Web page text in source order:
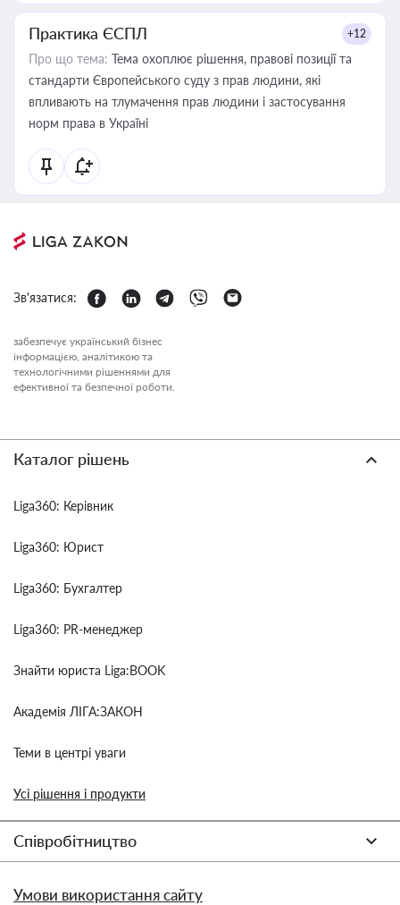
Практика ЄСПЛ +12
Про що тема: Тема охоплює рішення, правові позиції та
стандарти Європейського суду з прав людини, які
впливають на тлумачення прав людини і застосування
норм права в Україні
Зв'язатися:
забезпечує український бізнес
інформацією, аналітикою та
технологічними рішеннями для
ефективної та безпечної роботи.
Каталог рішень
Liga360: Керівник
Liga360: Юрист
Liga360: Бухгалтер
Liga360: PR-менеджер
Знайти юриста Liga:BOOK
Академія ЛІГА:ЗАКОН
Теми в центрі уваги
Усі рішення і продукти
Співробітництво
Умови використання сайту